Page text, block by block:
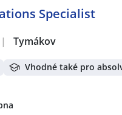
Specialist
| Tymákov
Vhodné také pro